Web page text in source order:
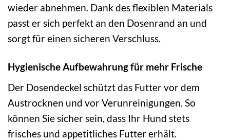
wieder abnehmen. Dank des flexiblen Materials
passt er sich perfekt an den Dosenrand an und
sorgt für einen sicheren Verschluss.
Hygienische Aufbewahrung für mehr Frische
Der Dosendeckel schützt das Futter vor dem
Austrocknen und vor Verunreinigungen. So
können Sie sicher sein, dass Ihr Hund stets
frisches und appetitliches Futter erhält.